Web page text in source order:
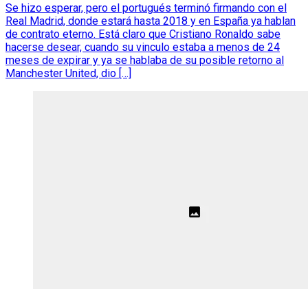
Se hizo esperar, pero el portugués terminó firmando con el
Real Madrid, donde estará hasta 2018 y en España ya hablan
de contrato eterno. Está claro que Cristiano Ronaldo sabe
hacerse desear, cuando su vinculo estaba a menos de 24
meses de expirar y ya se hablaba de su posible retorno al
Manchester United, dio […]